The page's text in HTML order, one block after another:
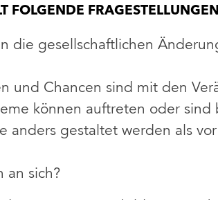
FOLGENDE
die gesellschaftlichen
und Chancen sind mit den
können auftreten oder sind
anders gestaltet werden als
an sich?